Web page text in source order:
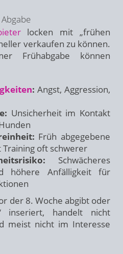
locken mit „frühen
verkaufen zu können.
Frühabgabe können
: Angst, Aggression,
Unsicherheit im Kontakt
Früh abgegebene
oft schwerer
Schwächeres
höhere Anfälligkeit für
der 8. Woche abgibt oder
inseriert, handelt nicht
meist nicht im Interesse